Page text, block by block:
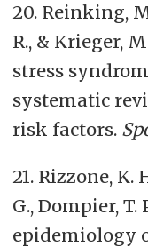
20. Reinking,
R., & Krieger,
stress
systematic
risk factors.
21. Rizzone, K.
G., Dompier, T.
epidemiology